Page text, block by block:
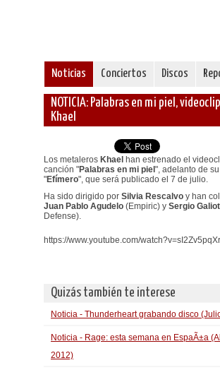
Noticias Conciertos Discos
NOTICIA: Palabras en mi piel,
Khael
Los metaleros Khael han estrenado el
canción "Palabras en mi piel", adelanto de
"Efímero", que será publicado el 7 de julio.
Ha sido dirigido por Silvia Rescalvo y han
Juan Pablo Agudelo (Empiric) y Sergio Galiot
Defense).
https://www.youtube.com/
Quizás también te interese
Noticia - Thunderheart grabando disco
Noticia - Rage: esta semana en EspaÃ±a
2012)